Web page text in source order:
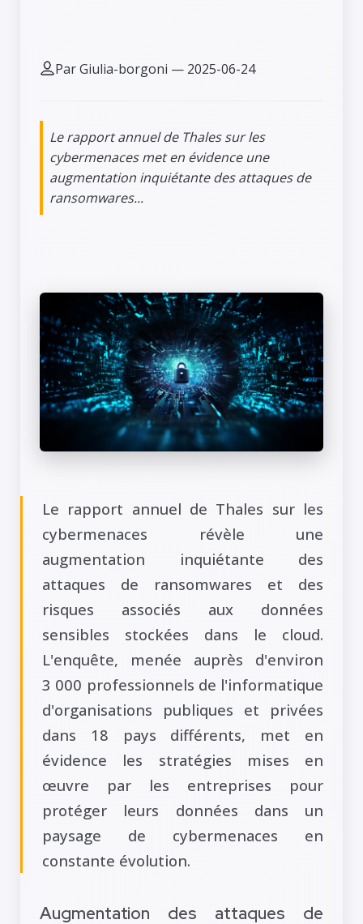
Par Giulia-borgoni — 2025-06-24
Le rapport annuel de Thales sur les
cybermenaces met en évidence une
augmentation inquiétante des attaques de
ransomwares...
Le rapport annuel de Thales sur les
cybermenaces révèle une
augmentation inquiétante des
attaques de ransomwares et des
risques associés aux données
sensibles stockées dans le cloud.
L'enquête, menée auprès d'environ
3 000 professionnels de l'informatique
d'organisations publiques et privées
dans 18 pays différents, met en
évidence les stratégies mises en
œuvre par les entreprises pour
protéger leurs données dans un
paysage de cybermenaces en
constante évolution.
Augmentation des attaques de